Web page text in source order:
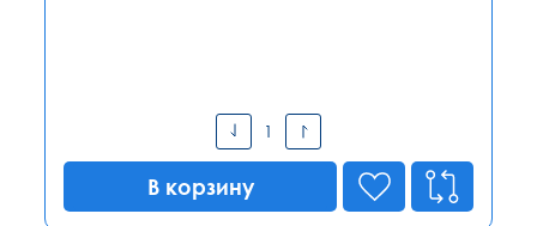
В корзину